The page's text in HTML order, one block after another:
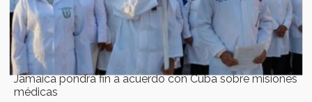
Jamaica pondrá fin a acuerdo con Cuba sobre misiones
médicas